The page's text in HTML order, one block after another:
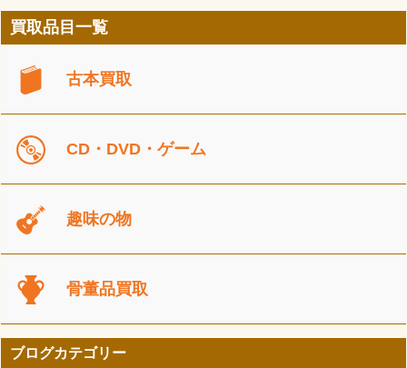
買取品目一覧
古本買取
CD・DVD・ゲーム
趣味の物
骨董品買取
ブログカテゴリー